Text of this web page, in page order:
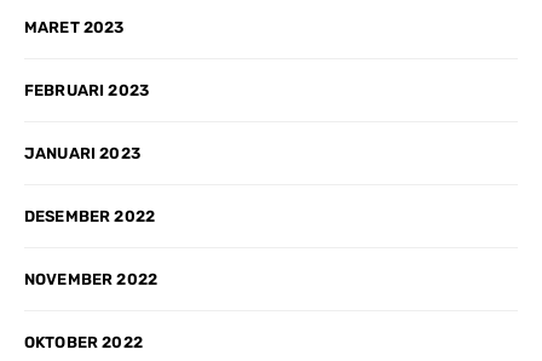
MARET 2023
FEBRUARI 2023
JANUARI 2023
DESEMBER 2022
NOVEMBER 2022
OKTOBER 2022